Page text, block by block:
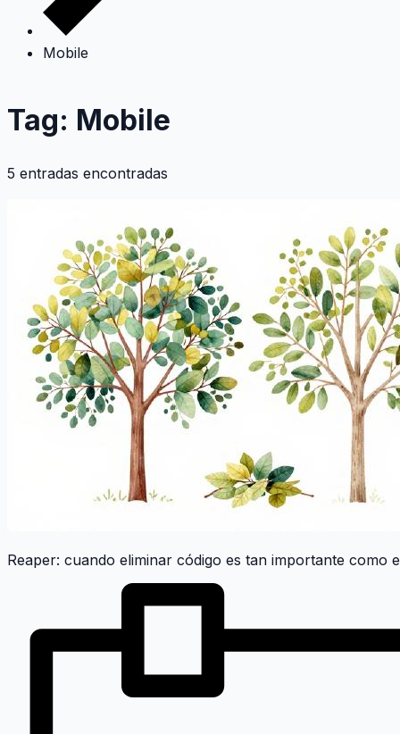
Mobile
Tag: Mobile
5 entradas encontradas
Reaper: cuando eliminar código es tan importante como